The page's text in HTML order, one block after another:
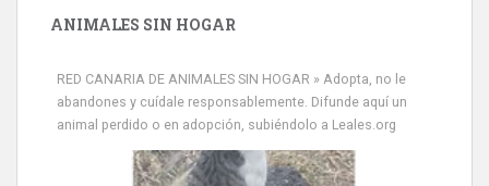
ANIMALES SIN HOGAR
RED CANARIA DE ANIMALES SIN HOGAR » Adopta, no le
abandones y cuídale responsablemente. Difunde aquí un
animal perdido o en adopción, subiéndolo a Leales.org